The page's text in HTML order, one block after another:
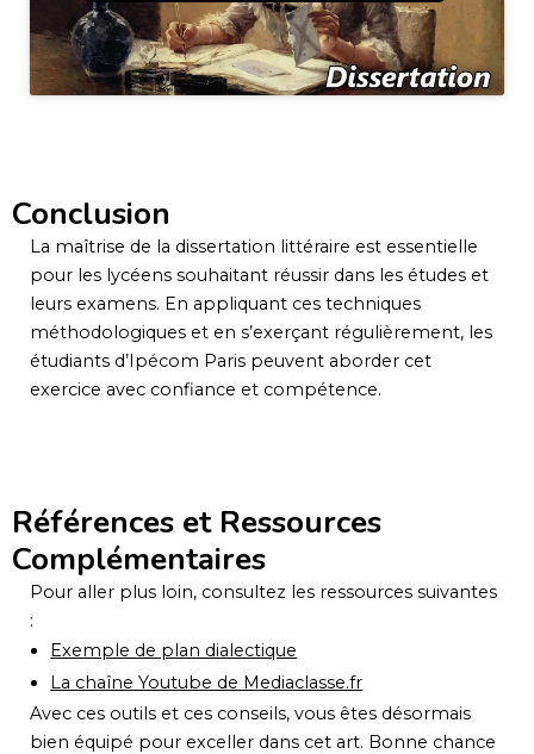
Conclusion
La maîtrise de la dissertation littéraire est essentielle
pour les lycéens souhaitant réussir dans les études et
leurs examens. En appliquant ces techniques
méthodologiques et en s’exerçant régulièrement, les
étudiants d’Ipécom Paris peuvent aborder cet
exercice avec confiance et compétence.
Références et Ressources
Complémentaires
Pour aller plus loin, consultez les ressources suivantes
:
Exemple de plan dialectique
La chaîne Youtube de Mediaclasse.fr
Avec ces outils et ces conseils, vous êtes désormais
bien équipé pour exceller dans cet art. Bonne chance